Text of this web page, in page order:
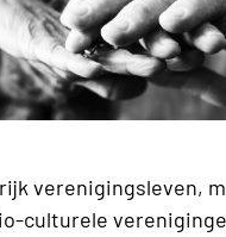
verenigingsleven,
culturele